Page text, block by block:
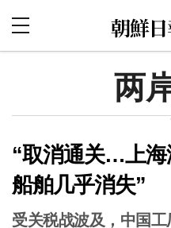
两
“取消通关…上海
船舶几乎消失”
受关税战波及，中国